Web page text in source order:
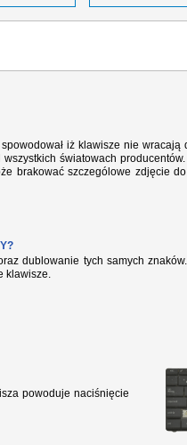
iż klawisze nie wracają
światowach
brakować szczególowe zdjęcie
dublowanie tych samych
klawisze.
powoduje naciśnięcie